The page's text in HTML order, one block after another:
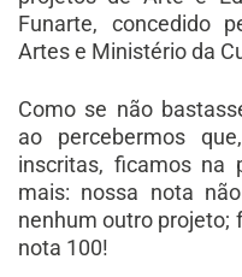
Funarte, concedido
Artes e Ministério da
Como se não
ao percebermos
inscritas, ficamos na
mais: nossa nota
nenhum outro projeto;
nota 100!